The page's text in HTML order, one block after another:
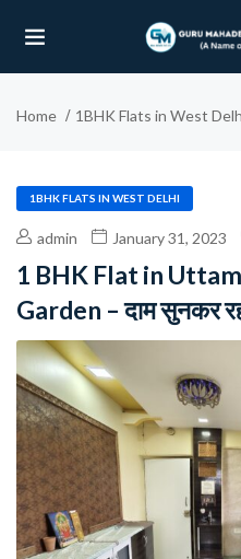
(OUR PROJECTS)
Home 1BHK Flats in West
1BHK FLATS IN WEST DELHI
admin January 31, 2023
1 BHK Flat in
Garden – दाम सुनकर